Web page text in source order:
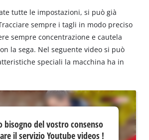
tutte le impostazioni, si può già
sempre i tagli in modo preciso
sempre concentrazione e cautela
la sega. Nel seguente video si può
speciali la macchina ha in
bisogno del vostro consenso
il servizio Youtube videos !